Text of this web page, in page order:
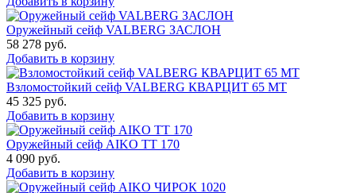
Оружейный сейф VALBERG ЗАСЛОН
58 278 руб.
Добавить в корзину
Взломостойкий сейф VALBERG КВАРЦИТ 65 МТ
45 325 руб.
Добавить в корзину
Оружейный сейф AIKO TT 170
4 090 руб.
Добавить в корзину